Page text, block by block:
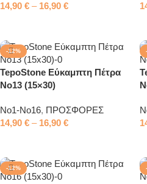
14,90 € – 16,90 €
-12%
TepoStone Εύκαμπτη Πέτρα
No13 (15×30)
No1-No16, ΠΡΟΣΦΟΡΕΣ
14,90 € – 16,90 €
-12%